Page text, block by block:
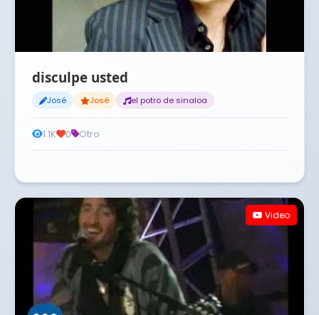
disculpe usted
José José el potro de sinaloa
1.1K 0 Otro
Video